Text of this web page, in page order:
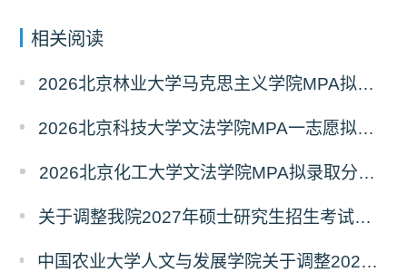
相关阅读
2026北京林业大学马克思主义学院MPA拟录取分析解读
2026北京科技大学文法学院MPA一志愿拟录取分析解读
2026北京化工大学文法学院MPA拟录取分析解读
关于调整我院2027年硕士研究生招生考试科目及参考书的通知
中国农业大学人文与发展学院关于调整2027年硕士研究生招生考试初试科目的通知